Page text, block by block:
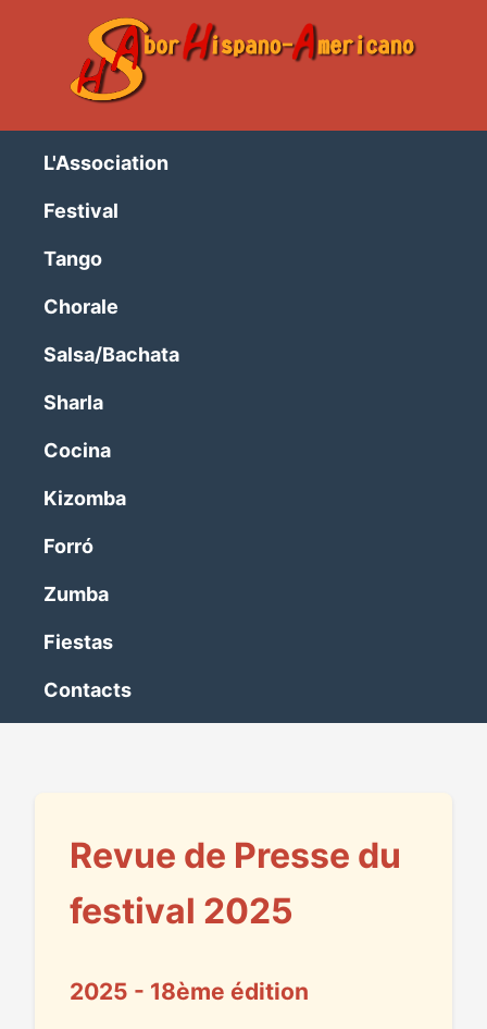
L'Association
Festival
Tango
Chorale
Salsa/Bachata
Sharla
Cocina
Kizomba
Forró
Zumba
Fiestas
Contacts
Revue de Presse du
festival 2025
2025 - 18ème édition